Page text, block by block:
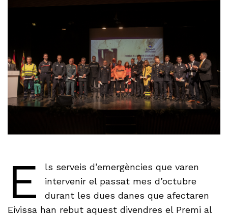
E
ls serveis d’emergències que varen
intervenir el passat mes d’octubre
durant les dues danes que afectaren
Eivissa han rebut aquest divendres el Premi al